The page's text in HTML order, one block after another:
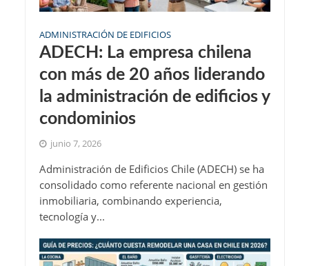
ADMINISTRACIÓN DE EDIFICIOS
ADECH: La empresa chilena
con más de 20 años liderando
la administración de edificios y
condominios
junio 7, 2026
Administración de Edificios Chile (ADECH) se ha
consolidado como referente nacional en gestión
inmobiliaria, combinando experiencia,
tecnología y...